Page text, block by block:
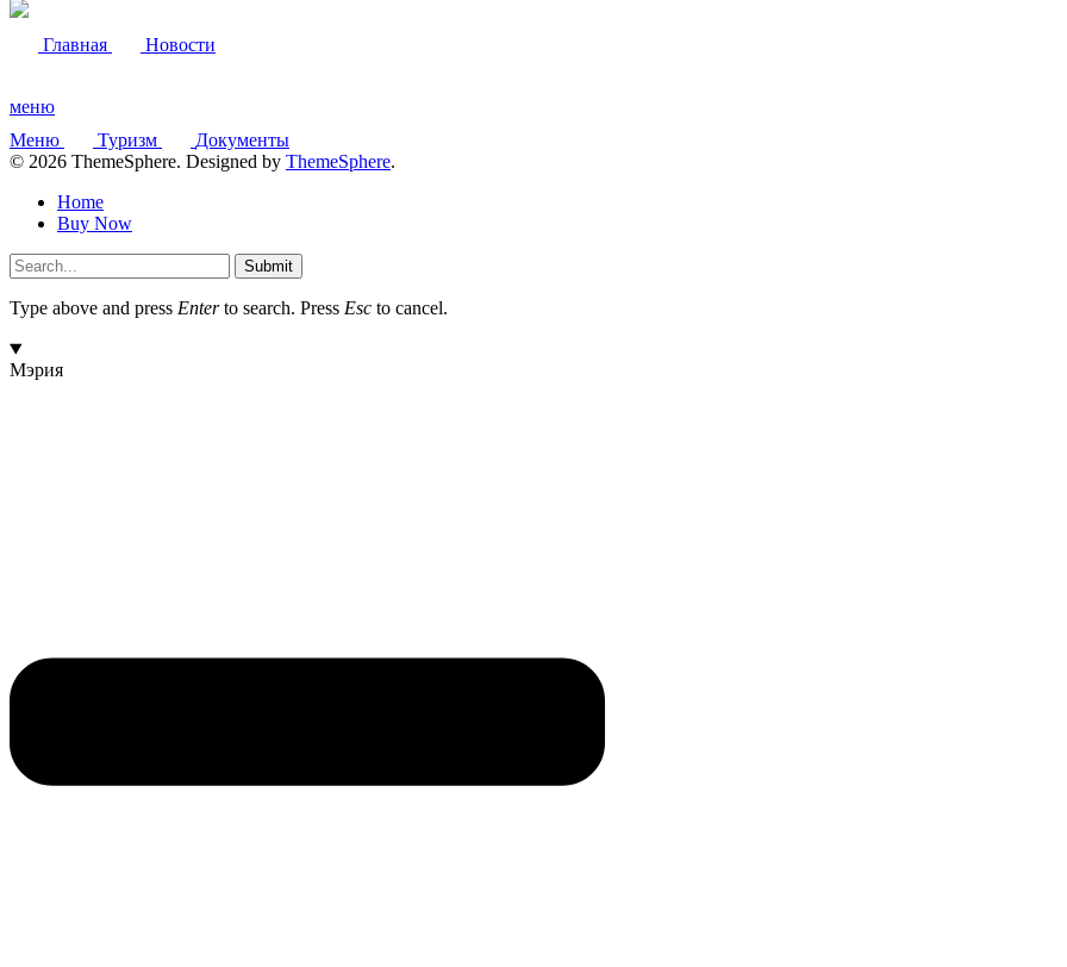
Главная Новости
меню
Меню
Туризм
Документы
© 2026 ThemeSphere. Designed by ThemeSphere.
Home
Buy Now
Submit
Type above and press Enterto search. Press Esc to cancel.
Мэрия